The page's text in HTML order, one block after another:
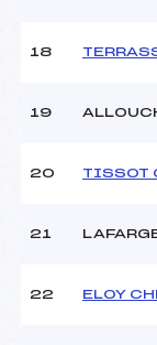
18
19
20 TISSOT
21
22 ELOY